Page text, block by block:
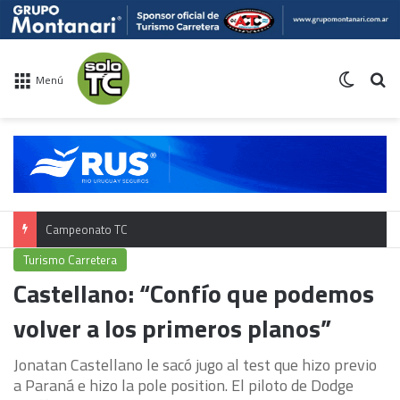
Menú
Campeonato TC
Turismo Carretera
Castellano: “Confío que podemos
volver a los primeros planos”
Jonatan Castellano le sacó jugo al test que hizo previo
a Paraná e hizo la pole position. El piloto de Dodge